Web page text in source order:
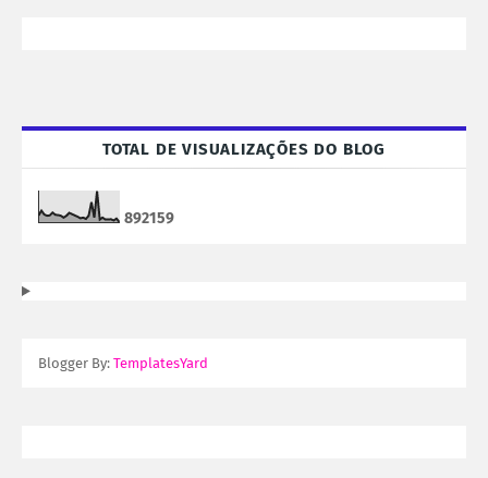
TOTAL DE VISUALIZAÇÕES DO BLOG
892159
Blogger By: TemplatesYard